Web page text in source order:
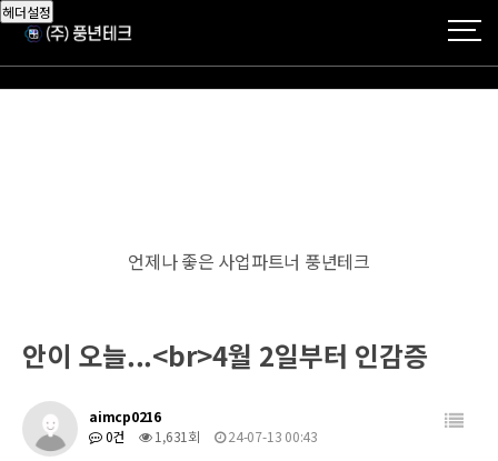
헤더설정
언제나 좋은 사업파트너 풍년테크
안이 오늘...<br>4월 2일부터 인감증
aimcp0216
0건
1,631회 24-07-13 00:43